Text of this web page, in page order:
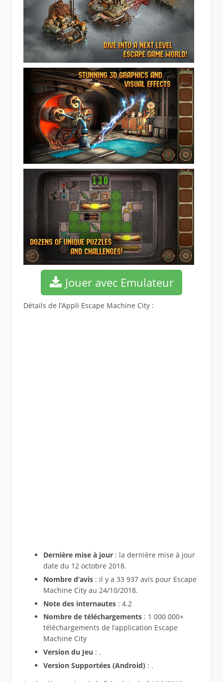
Jouer avec Emulateur
Détails de l’Appli Escape Machine City :
Dernière mise à jour: la dernière mise à jour
date du 12 octobre 2018.
Nombre d’avis: il y a 33 937 avis pour Escape
Machine City au 24/10/2018.
Note des internautes: 4.2
Nombre de téléchargements : 1 000 000+
téléchargements de l’application Escape
Machine City
Version du Jeu : .
Version Supportées (Android): .